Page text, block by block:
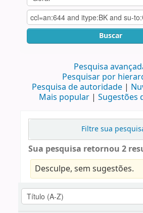
Buscar
Pesquisa
Pesquisar por
Pesquisa de autoridade
Mais popular
Sugestões
Filtre sua
Sua pesquisa retornou 2
Desculpe, sem sugestões.